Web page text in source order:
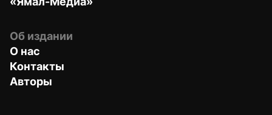
Об издании
О нас
Контакты
Авторы